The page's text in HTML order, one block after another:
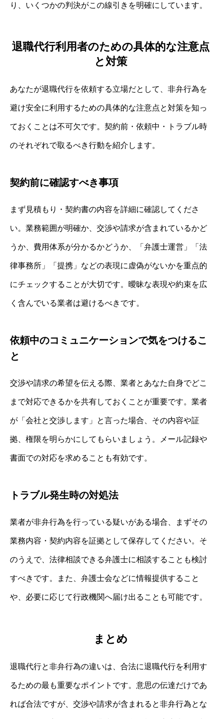
り、いくつかの判決がこの線引きを明確にしています。
退職代行利用者のための具体的な注意点
と対策
あなたが退職代行を依頼する立場だとして、非弁行為を
避け安全に利用するための具体的な注意点と対策を知っ
ておくことは不可欠です。契約前・依頼中・トラブル時
のそれぞれで取るべき行動を紹介します。
契約前に確認すべき事項
まず見積もり・契約書の内容を詳細に確認してくださ
い。業務範囲が明確か、交渉や請求が含まれているかど
うか、費用体系が分かるかどうか、「弁護士運営」「法
律事務所」「提携」などの表現に虚偽がないかを重点的
にチェックすることが大切です。曖昧な表現や約束を広
く含んでいる業者は避けるべきです。
依頼中のコミュニケーションで気をつけるこ
と
交渉や請求の希望を伝える際、業者とあなた自身でどこ
まで対応できるかを共有しておくことが重要です。業者
が「会社と交渉します」と言った場合、その内容や証
拠、権限を明らかにしてもらいましょう。メール記録や
書面での対応を求めることも有効です。
トラブル発生時の対処法
業者が非弁行為を行っている疑いがある場合、まずその
業務内容・契約内容を証拠として保存してください。そ
のうえで、法律相談できる弁護士に相談することも検討
すべきです。また、弁護士会などに情報提供すること
や、必要に応じて行政機関へ届け出ることも可能です。
まとめ
退職代行と非弁行為の違いは、合法に退職代行を利用す
るための最も重要なポイントです。意思の伝達だけであ
れば合法ですが、交渉や請求が含まれると非弁行為とな